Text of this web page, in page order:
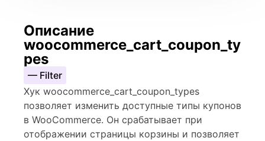
Описание
woocommerce_cart_coupon_ty
pes
— Filter
Хук woocommerce_cart_coupon_types
позволяет изменить доступные типы купонов
в WooCommerce. Он срабатывает при
отображении страницы корзины и позволяет